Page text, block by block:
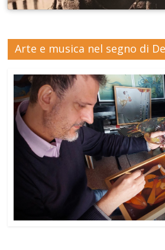
Arte e musica nel segno di